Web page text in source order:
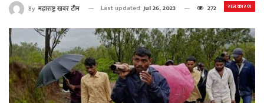
राजकारण
By महाराष्ट्र खबर टीम Last updated Jul 26, 2023 272